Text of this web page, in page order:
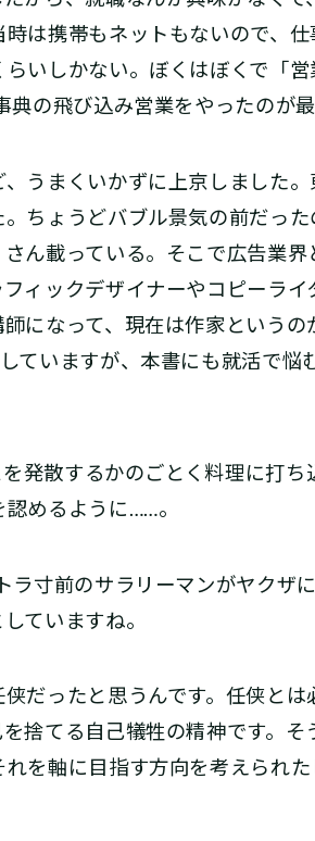
は携帯もネットもないので、
いしかない。ぼくはぼくで「
の飛び込み営業をやったのが最
うまくいかずに上京しました
ちょうどバブル景気の前だっ
ん載っている。そこで広告業
ィックデザイナーやコピーライ
になって、現在は作家という
ていますが、本書にも就活で悩
を発散するかのごとく料理に打
めるように……。
ラ寸前のサラリーマンがヤクザ
ていますね。
だったと思うんです。任侠と
捨てる自己犠牲の精神です。
を軸に目指す方向を考えられ